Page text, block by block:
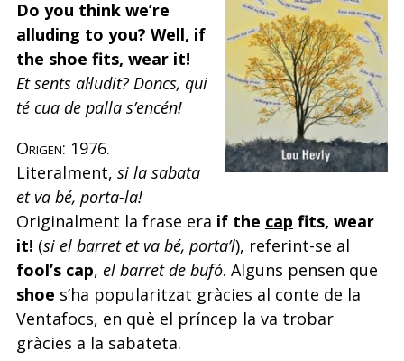
Do you think we’re
alluding to you? Well, if
the shoe fits, wear it!
Et sents al·ludit? Doncs, qui
té cua de palla s’encén!
Origen: 1976.
Literalment, si la sabata
et va bé, porta-la!
Originalment la frase era if the cap fits, wear
it! (si el barret et va bé, porta’l), referint-se al
fool’s cap, el barret de bufó. Alguns pensen que
shoe s’ha popularitzat gràcies al conte de la
Ventafocs, en què el príncep la va trobar
gràcies a la sabateta.